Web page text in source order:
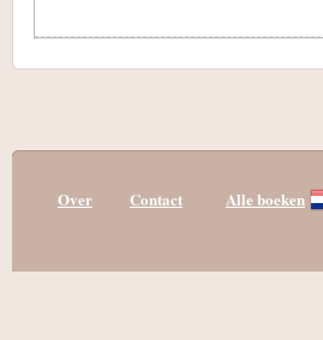
Over Contact Alle boeken